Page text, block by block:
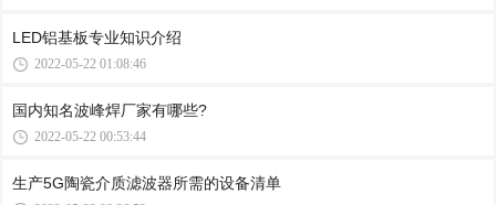
LED铝基板专业知识介绍
2022-05-22 01:08:46
国内知名波峰焊厂家有哪些?
2022-05-22 00:53:44
生产5G陶瓷介质滤波器所需的设备清单